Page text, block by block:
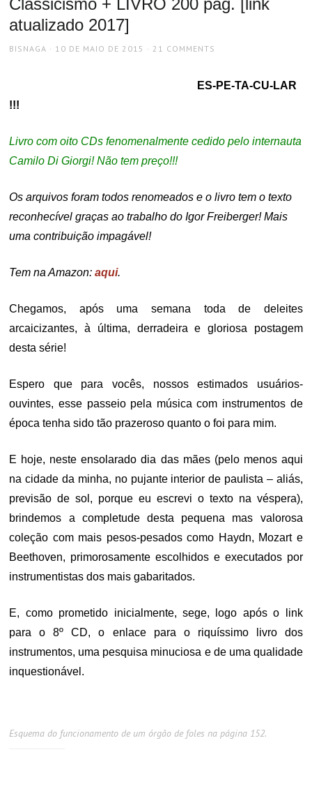
Classicismo + LIVRO 200 pág. [link
atualizado 2017]
AUTHOR
BISNAGA
POSTED
10 DE MAIO DE 2015 21 COMMENTS
ES-PE-TA-CU-LAR
!!!
Livro com oito CDs fenomenalmente cedido pelo internauta
Camilo Di Giorgi! Não tem preço!!!
Os arquivos foram todos renomeados e o livro tem o texto
reconhecível graças ao trabalho do Igor Freiberger! Mais
uma contribuição impagável!
Tem na Amazon:aqui.
Chegamos, após uma semana toda de deleites
arcaicizantes, à última, derradeira e gloriosa postagem
desta série!
Espero que para vocês, nossos estimados usuários-
ouvintes, esse passeio pela música com instrumentos de
época tenha sido tão prazeroso quanto o foi para mim.
E hoje, neste ensolarado dia das mães (pelo menos aqui
na cidade da minha, no pujante interior de paulista – aliás,
previsão de sol, porque eu escrevi o texto na véspera),
brindemos a completude desta pequena mas valorosa
coleção com mais pesos-pesados como Haydn, Mozart e
Beethoven, primorosamente escolhidos e executados por
instrumentistas dos mais gabaritados.
E, como prometido inicialmente, sege, logo após o link
para o 8º CD, o enlace para o riquíssimo livro dos
instrumentos, uma pesquisa minuciosa e de uma qualidade
inquestionável.
Esquema do funcionamento de um órgão de foles na página 152.